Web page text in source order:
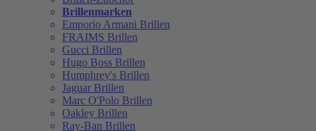
Brillenmarken
Emporio Armani Brillen
FRAIMS Brillen
Gucci Brillen
Hugo Boss Brillen
Humphrey's Brillen
Jaguar Brillen
Marc O'Polo Brillen
Oakley Brillen
Ray-Ban Brillen